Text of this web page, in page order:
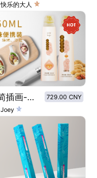
快乐的大人
极简插画-冷榨花生油-尝味便携系列
729.00 CNY
Joey